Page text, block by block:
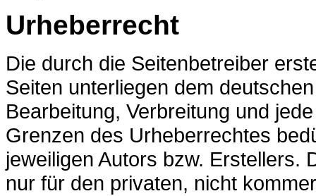
Urheberrecht
Die durch die Seitenbetreiber
Seiten unterliegen dem
Bearbeitung, Verbreitung und
Grenzen des Urheberrechtes
jeweiligen Autors bzw. Erstellers.
nur für den privaten, nicht